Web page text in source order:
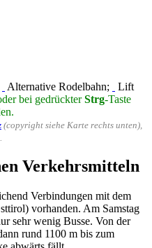
Alternative Rodelbahn;
Lift
bei gedrückterStrg-Taste
(copyright siehe Karte rechts unten),
Verkehrsmitteln
Verbindungen mit dem
vorhanden. Am Samstag
sehr wenig Busse. Von der
rund 1100 m bis zum